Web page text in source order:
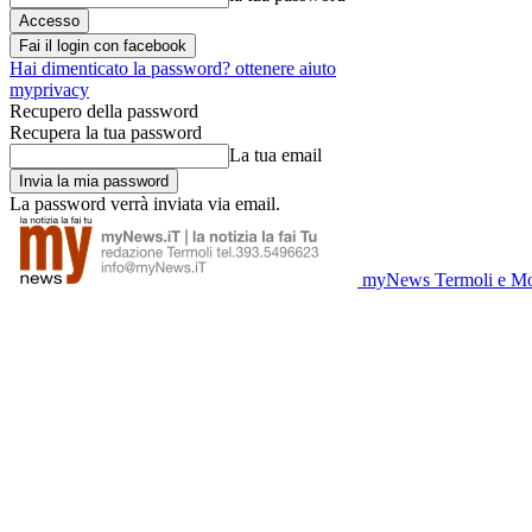
Fai il login con facebook
Hai dimenticato la password? ottenere aiuto
myprivacy
Recupero della password
Recupera la tua password
La tua email
La password verrà inviata via email.
myNews Termoli e